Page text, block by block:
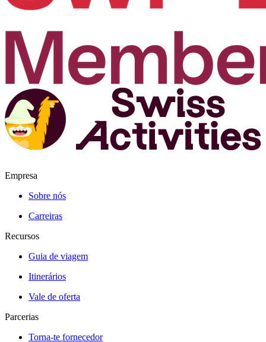
Empresa
Sobre nós
Carreiras
Recursos
Guia de viagem
Itinerários
Vale de oferta
Parcerias
Torna-te fornecedor